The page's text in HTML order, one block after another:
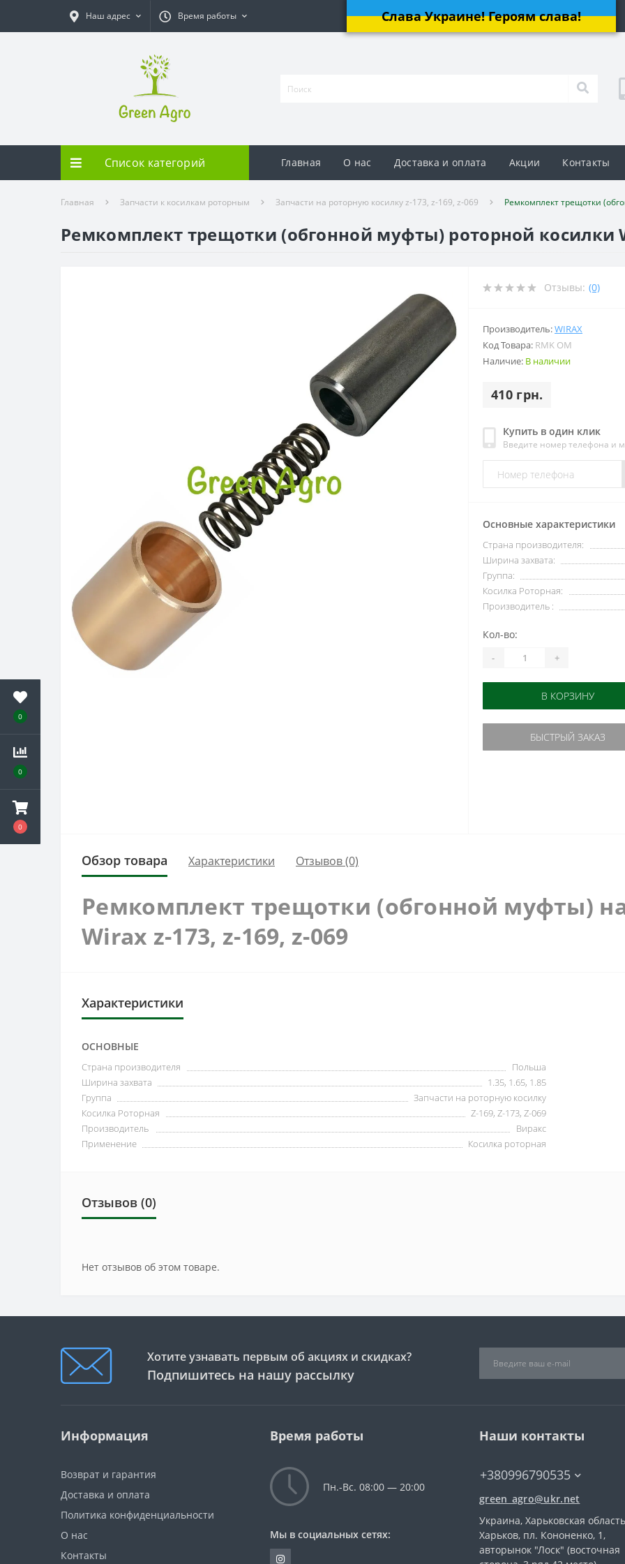
0
0
0
Наш адрес Время работы Слава Украине! Героям слава!
Список категорий Главная О нас Доставка и оплата Акции Контакты
Главная Запчасти к косилкам роторным Запчасти на роторную косилку z-173, z-169, z-069 Ремкомплект трещотки
Ремкомплект трещотки (обгонной муфты) роторной косилки
Отзывы: (0)
Производитель:WIRAX
Код Товара: RMK OM
Наличие: В наличии
410 грн.
Купить в один клик
Введите номер телефона и
Основные характеристики
Страна производителя:
Ширина захвата:
Группа:
Косилка Роторная:
Производитель :
Кол-во:
- +
В КОРЗИНУ
БЫСТРЫЙ ЗАКАЗ
Обзор товара Характеристики Отзывов (0)
Ремкомплект трещотки (обгонной муфты)
Wirax z-173, z-169, z-069
Характеристики
ОСНОВНЫЕ
Страна производителя
Польша
Ширина захвата
1.35, 1.65, 1.85
Группа
Запчасти на роторную косилку
Косилка Роторная
Z-169, Z-173, Z-069
Производитель
Виракс
Применение
Косилка роторная
Отзывов (0)
Нет отзывов об этом товаре.
Хотите узнавать первым об акциях и скидках?
Подпишитесь на нашу рассылку
Информация
Возврат и гарантия
Доставка и оплата
Политика конфиденциальности
О нас
Контакты
Время работы
Пн.-Вс. 08:00 — 20:00
Мы в социальных сетях:
Наши контакты
+380996790535
green_agro@ukr.net
Украина, Харьковская
Харьков, пл. Кононенко, 1,
авторынок "Лоск" (восточная